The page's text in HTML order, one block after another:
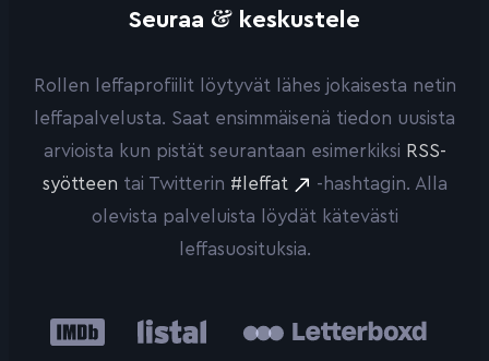
Seuraa & keskustele
Rollen leffaprofiilit löytyvät lähes jokaisesta netin
leffapalvelusta. Saat ensimmäisenä tiedon uusista
arvioista kun pistät seurantaan esimerkiksi RSS-
syötteen tai Twitterin #leffat
-hashtagin. Alla
olevista palveluista löydät kätevästi
leffasuosituksia.
IMDb Listal